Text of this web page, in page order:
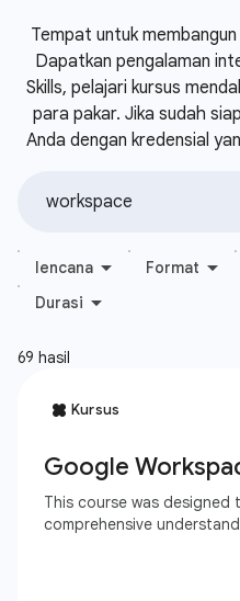
Tempat untuk
Dapatkan pengalaman
Skills, pelajari kursus
para pakar. Jika sudah
Anda dengan kredensial